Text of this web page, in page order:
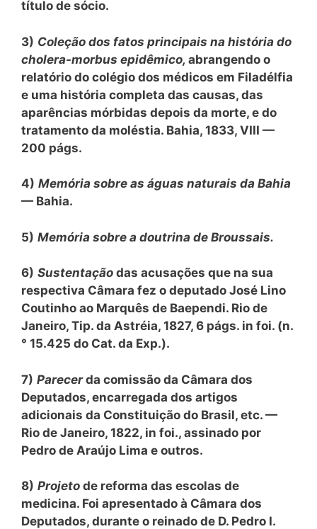
título de sócio.
3) Coleção dos fatos principais na história do
cholera-morbus epidêmico, abrangendo o
relatório do colégio dos médicos em Filadélfia
e uma história completa das causas, das
aparências mórbidas depois da morte, e do
tratamento da moléstia. Bahia, 1833, VIII —
200 págs.
4) Memória sobre as águas naturais da Bahia
— Bahia.
5) Memória sobre a doutrina de Broussais.
6) Sustentação das acusações que na sua
respectiva Câmara fez o deputado José Lino
Coutinho ao Marquês de Baependi. Rio de
Janeiro, Tip. da Astréia, 1827, 6 págs. in foi. (n.
° 15.425 do Cat. da Exp.).
7) Parecerda comissão da Câmara dos
Deputados, encarregada dos artigos
adicionais da Constituição do Brasil, etc. —
Rio de Janeiro, 1822, in foi., assinado por
Pedro de Araújo Lima e outros.
8) Projeto de reforma das escolas de
medicina. Foi apresentado à Câmara dos
Deputados, durante o reinado de D. Pedro I.